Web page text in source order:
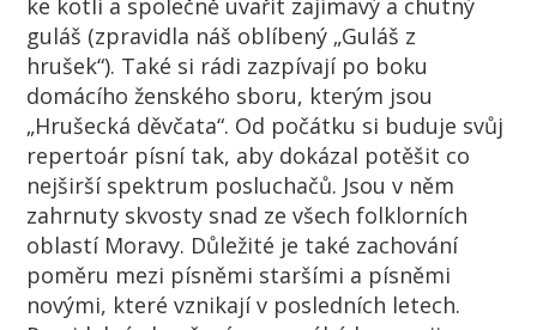
ke kotli a společně uvařit zajímavý a chutný
guláš (zpravidla náš oblíbený „Guláš z
hrušek“). Také si rádi zazpívají po boku
domácího ženského sboru, kterým jsou
„Hrušecká děvčata“. Od počátku si buduje svůj
repertoár písní tak, aby dokázal potěšit co
nejširší spektrum posluchačů. Jsou v něm
zahrnuty skvosty snad ze všech folklorních
oblastí Moravy. Důležité je také zachování
poměru mezi písněmi staršími a písněmi
novými, které vznikají v posledních letech.